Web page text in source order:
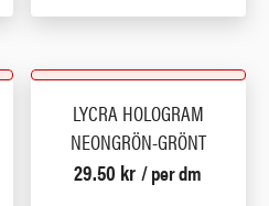
LYCRA HOLOGRAM
NEONGRÖN-GRÖNT
29.50 kr / per dm